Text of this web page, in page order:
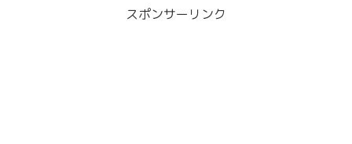
スポンサーリンク